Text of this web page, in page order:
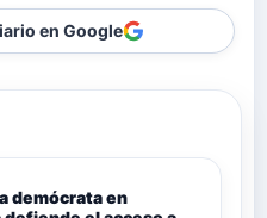
en Google
demócrata en